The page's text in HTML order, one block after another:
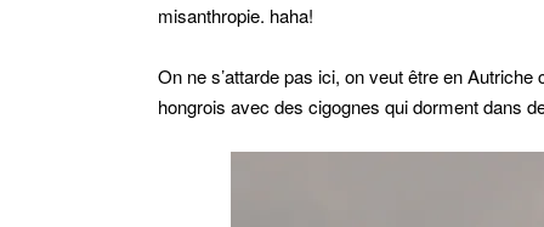
misanthropie. haha!
On ne s’attarde pas ici, on veut être en
hongrois avec des cigognes qui dorment dans